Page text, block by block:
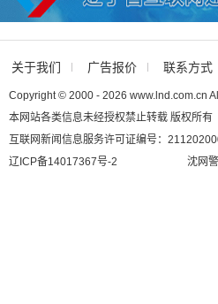
关于我们 广告报价 联系方式
Copyright © 2000 - 2026 www.lnd.com.cn
本网站各类信息未经授权禁止转载 版权所
互联网新闻信息服务许可证编号：
辽ICP备14017367号-2
沈网